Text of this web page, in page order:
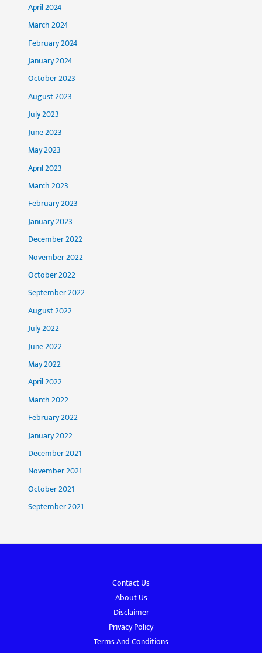
April 2024
March 2024
February 2024
January 2024
October 2023
August 2023
July 2023
June 2023
May 2023
April 2023
March 2023
February 2023
January 2023
December 2022
November 2022
October 2022
September 2022
August 2022
July 2022
June 2022
May 2022
April 2022
March 2022
February 2022
January 2022
December 2021
November 2021
October 2021
September 2021
Contact Us
About Us
Disclaimer
Privacy Policy
Terms And Conditions